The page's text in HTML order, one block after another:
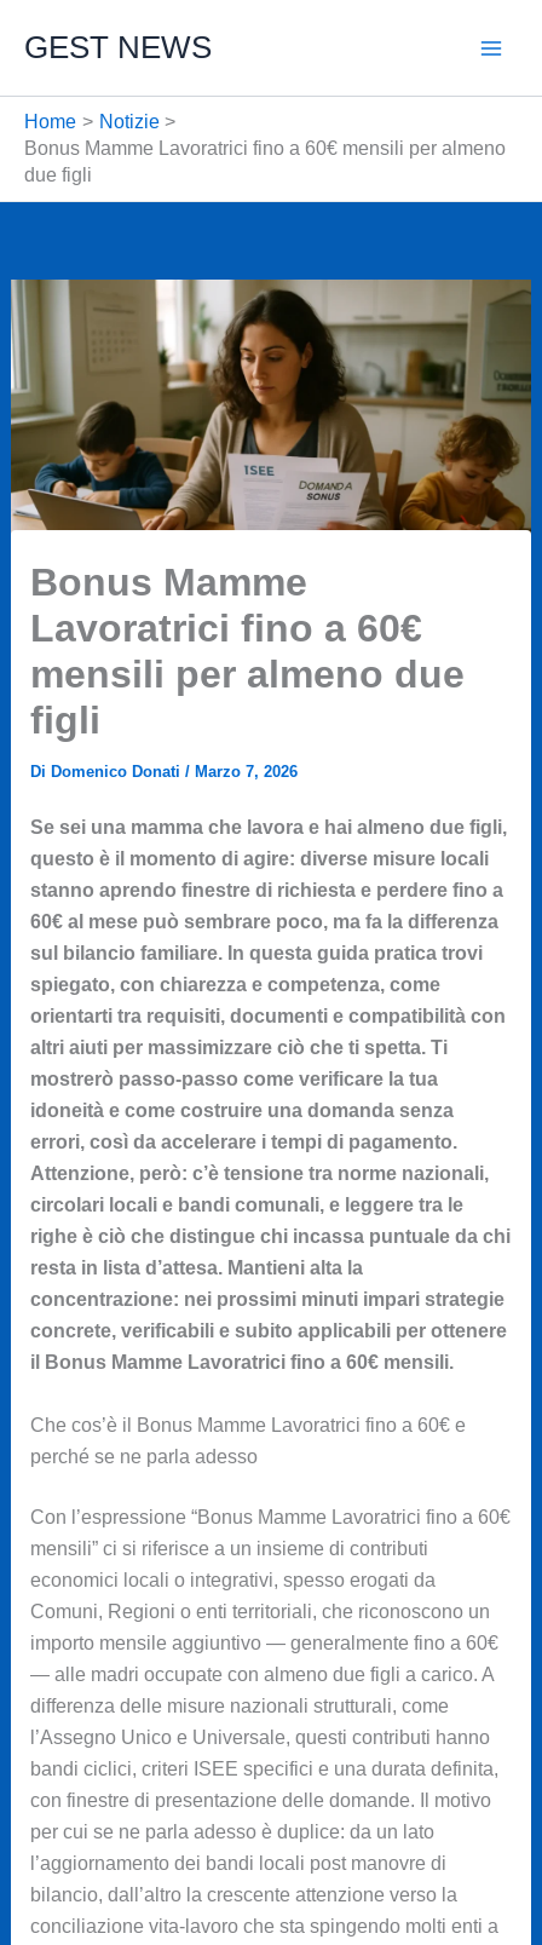
GEST NEWS
Home
Notizie
Bonus Mamme Lavoratrici fino a 60€ mensili per almeno
due figli
Bonus Mamme
Lavoratrici fino a 60€
mensili per almeno due
figli
Di Domenico Donati / Marzo 7, 2026
Se sei una mamma che lavora e hai almeno due figli,
questo è il momento di agire: diverse misure locali
stanno aprendo finestre di richiesta e perdere fino a
60€ al mese può sembrare poco, ma fa la differenza
sul bilancio familiare. In questa guida pratica trovi
spiegato, con chiarezza e competenza, come
orientarti tra requisiti, documenti e compatibilità con
altri aiuti per massimizzare ciò che ti spetta. Ti
mostrerò passo-passo come verificare la tua
idoneità e come costruire una domanda senza
errori, così da accelerare i tempi di pagamento.
Attenzione, però: c’è tensione tra norme nazionali,
circolari locali e bandi comunali, e leggere tra le
righe è ciò che distingue chi incassa puntuale da chi
resta in lista d’attesa. Mantieni alta la
concentrazione: nei prossimi minuti impari strategie
concrete, verificabili e subito applicabili per ottenere
il Bonus Mamme Lavoratrici fino a 60€ mensili.
Che cos’è il Bonus Mamme Lavoratrici fino a 60€ e
perché se ne parla adesso
Con l’espressione “Bonus Mamme Lavoratrici fino a 60€
mensili” ci si riferisce a un insieme di contributi
economici locali o integrativi, spesso erogati da
Comuni, Regioni o enti territoriali, che riconoscono un
importo mensile aggiuntivo — generalmente fino a 60€
— alle madri occupate con almeno due figli a carico. A
differenza delle misure nazionali strutturali, come
l’Assegno Unico e Universale, questi contributi hanno
bandi ciclici, criteri ISEE specifici e una durata definita,
con finestre di presentazione delle domande. Il motivo
per cui se ne parla adesso è duplice: da un lato
l’aggiornamento dei bandi locali post manovre di
bilancio, dall’altro la crescente attenzione verso la
conciliazione vita-lavoro che sta spingendo molti enti a